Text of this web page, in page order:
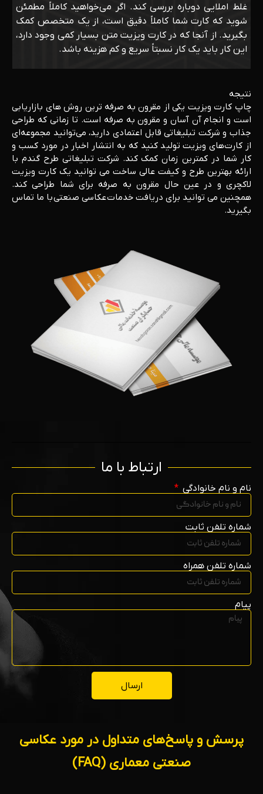
غلط املایی دوباره بررسی کند. اگر می‌خواهید کاملاً مطمئن
شوید که کارت شما کاملاً دقیق است، از یک متخصص کمک
بگیرید. از آنجا که در کارت ویزیت متن بسیار کمی وجود دارد،
این کار باید یک کار نسبتاً سریع و کم هزینه باشد.
نتیجه
چاپ کارت ویزیت یکی از مقرون به صرفه ترین روش های بازاریابی
است و انجام آن آسان و مقرون به صرفه است. تا زمانی که طراحی
جذاب و شرکت تبلیغاتی قابل اعتمادی دارید، می‌توانید مجموعه‌ای
از کارت‌های ویزیت تولید کنید که به انتشار اخبار در مورد کسب و
کار شما در کمترین زمان کمک ‌کند. شرکت تبلیغاتی طرح گندم با
ارائه بهترین طرح و کیفت عالی ساخت می توانید یک کارت ویزیت
لاکچری و در عین حال مقرون به صرفه برای شما طراحی کند.
همچنین می توانید برای دریافت خدمات عکاسی صنعتی با ما تماس
بگیرید.
ارتباط با ما
نام و نام خانوادگی
شماره تلفن ثابت
شماره تلفن همراه
پیام
ارسال
پرسش و پاسخ‌های متداول در مورد عکاسی
صنعتی معماری (FAQ)